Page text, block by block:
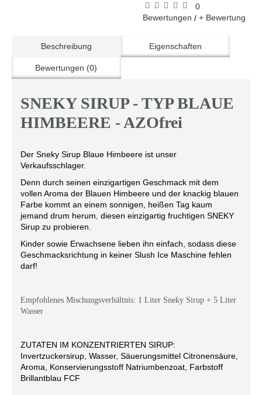
0
Bewertungen / + Bewertung
Beschreibung Eigenschaften
Bewertungen (0)
SNEKY SIRUP - TYP BLAUE
HIMBEERE - AZOfrei
Der Sneky Sirup Blaue Himbeere ist unser
Verkaufsschlager.
Denn durch seinen einzigartigen Geschmack mit dem
vollen Aroma der Blauen Himbeere und der knackig blauen
Farbe kommt an einem sonnigen, heißen Tag kaum
jemand drum herum, diesen einzigartig fruchtigen SNEKY
Sirup zu probieren.
Kinder sowie Erwachsene lieben ihn einfach, sodass diese
Geschmacksrichtung in keiner Slush Ice Maschine fehlen
darf!
Empfohlenes Mischungsverhältnis: 1 Liter Sneky Sirup + 5 Liter
Wasser
ZUTATEN IM KONZENTRIERTEN SIRUP:
Invertzuckersirup, Wasser, Säuerungsmittel Citronensäure,
Aroma, Konservierungsstoff Natriumbenzoat, Farbstoff
Brillantblau FCF